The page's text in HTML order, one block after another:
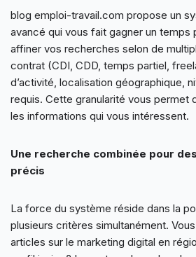
blog emploi-travail.com propose un
avancé qui vous fait gagner un temps
affiner vos recherches selon de
contrat (CDI, CDD, temps partiel,
d’activité, localisation géographique,
requis. Cette granularité vous permet
les informations qui vous intéressent.
Une recherche combinée pour
précis
La force du système réside dans la
plusieurs critères simultanément.
articles sur le marketing digital en